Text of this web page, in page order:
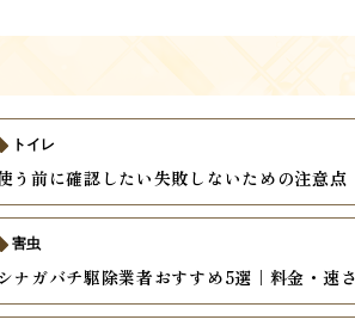
う前に確認したい失敗しないための注意点
トイレ
ナガバチ駆除業者おすすめ5選｜料金・速
害虫